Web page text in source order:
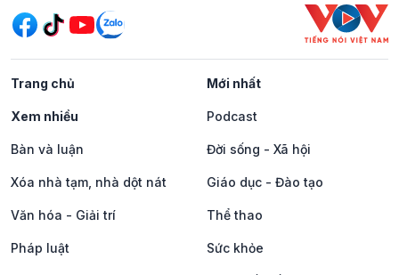
Trang chủ Mới nhất
Xem nhiều Podcast
Bàn và luận Đời sống - Xã hội
Xóa nhà tạm, nhà dột nát Giáo dục - Đào tạo
Văn hóa - Giải trí Thể thao
Pháp luật Sức khỏe